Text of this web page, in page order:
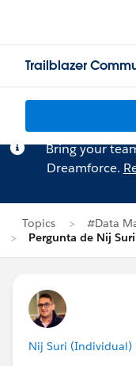
Trailblazer
Bring your
Dreamforce.
Topics
#Data
Pergunta de Nij Suri
Nij Suri (Individual)